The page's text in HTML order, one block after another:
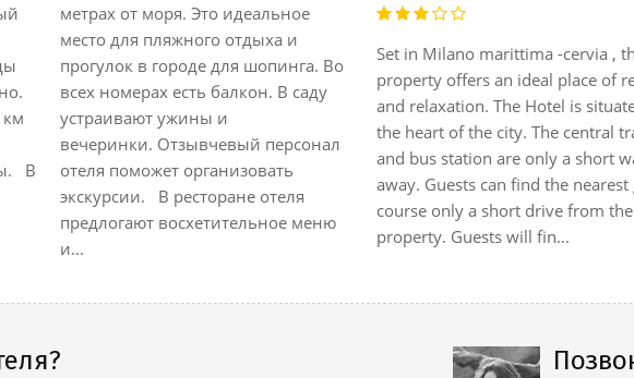
км
В
метрах от моря. Это идеальное
место для пляжного отдыха и
прогулок в городе для шопинга. Во
всех номерах есть балкон. В саду
устраивают ужины и
вечеринки. Отзывчевый персонал
отеля поможет организовать
экскурсии. В ресторане отеля
предлогают восхетительное меню
и...
Set in Milano marittima -cervia ,
property offers an ideal place of
and relaxation. The Hotel is
the heart of the city. The central
and bus station are only a short
away. Guests can find the nearest
course only a short drive from the
property. Guests will fin...